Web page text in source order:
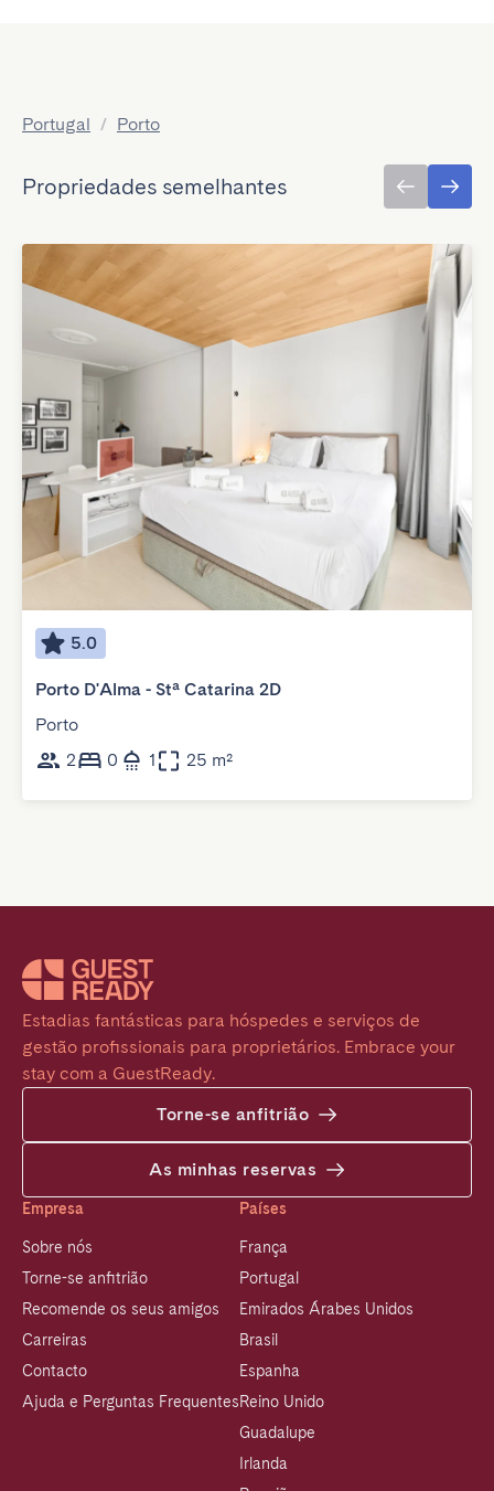
Portugal / Porto
Propriedades semelhantes
5.0
Porto D'Alma - Stª Catarina 2D
Porto
2
0 1 25 m²
Estadias fantásticas para hóspedes e serviços de
gestão profissionais para proprietários. Embrace your
stay com a GuestReady.
Torne-se anfitrião
As minhas reservas
Empresa
Sobre nós
Torne-se anfitrião
Recomende os seus amigos
Carreiras
Contacto
Ajuda e Perguntas Frequentes
Países
França
Portugal
Emirados Árabes Unidos
Brasil
Espanha
Reino Unido
Guadalupe
Irlanda